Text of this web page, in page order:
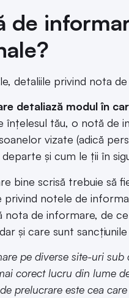
de
detaliile privind nota
detaliază modul în
înțelesul tău, o notă de
vizate (adică
și cum le ții în
bine scrisă trebuie să
notele de
nota de informare, de
și care sunt
pe diverse site-uri
corect lucru din lume
prelucrare este cea